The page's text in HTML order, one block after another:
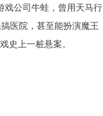
戏公司牛蛙，曾用天马行
医院，甚至能扮演魔王
史上一桩悬案。